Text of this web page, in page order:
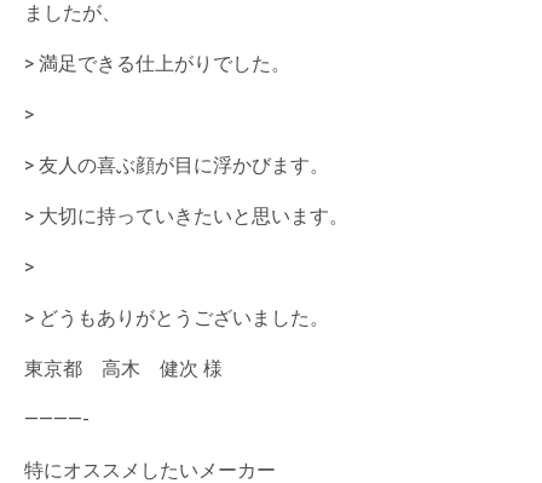
ましたが、
> 満足できる仕上がりでした。
>
> 友人の喜ぶ顔が目に浮かびます。
> 大切に持っていきたいと思います。
>
> どうもありがとうございました。
東京都 高木 健次 様
————-
特にオススメしたいメーカー